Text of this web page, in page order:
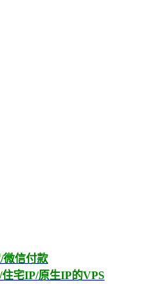
微信付款
宅IP/原生IP的VPS